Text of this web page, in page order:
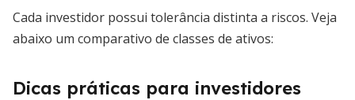
Cada investidor possui tolerância distinta a riscos. Veja
abaixo um comparativo de classes de ativos:
Dicas práticas para investidores